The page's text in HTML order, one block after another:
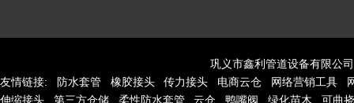
巩义市鑫利管道设备有限公司
友情链接:
防水套管 橡胶接头 传力接头 电商云仓 网络营销工具
伸缩接头
第三方仓储 柔性防水套管 云仓 鸭嘴阀 绿化苗木 可曲